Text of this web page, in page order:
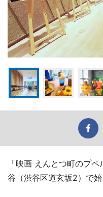
「映画 えんとつ町のプ
谷（渋谷区道玄坂2）で始